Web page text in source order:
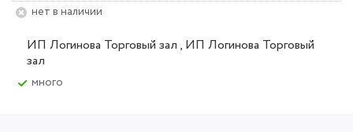
Нет в наличии
ИП Логинова Торговый зал , ИП Логинова Торговый
зал
Много